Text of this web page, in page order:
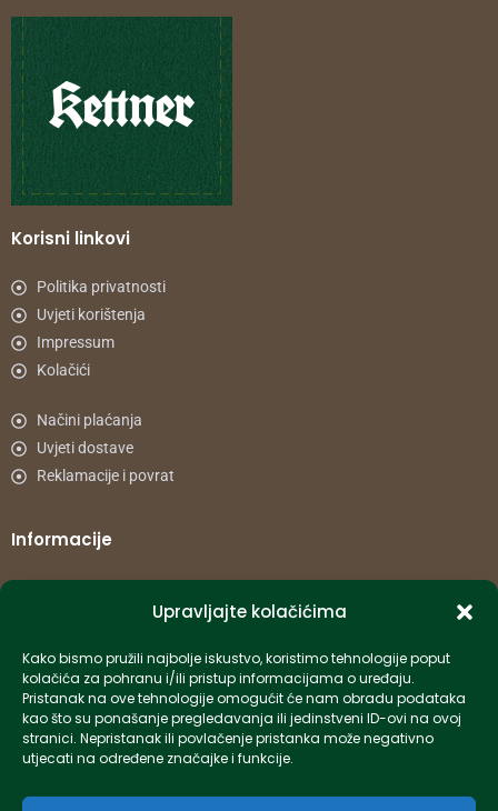
Upravljajte kolačićima
Kako bismo pružili najbolje iskustvo, koristimo tehnologije poput
kolačića za pohranu i/ili pristup informacijama o uređaju.
Pristanak na ove tehnologije omogućit će nam obradu podataka
kao što su ponašanje pregledavanja ili jedinstveni ID-ovi na ovoj
stranici. Nepristanak ili povlačenje pristanka može negativno
utjecati na određene značajke i funkcije.
Korisni linkovi
Politika privatnosti
Uvjeti korištenja
Impressum
Kolačići
Načini plaćanja
Uvjeti dostave
Reklamacije i povrat
Informacije
Poslovnica Osijek 031 500 181
© 2024 Kettner. Sva prava pridržana.